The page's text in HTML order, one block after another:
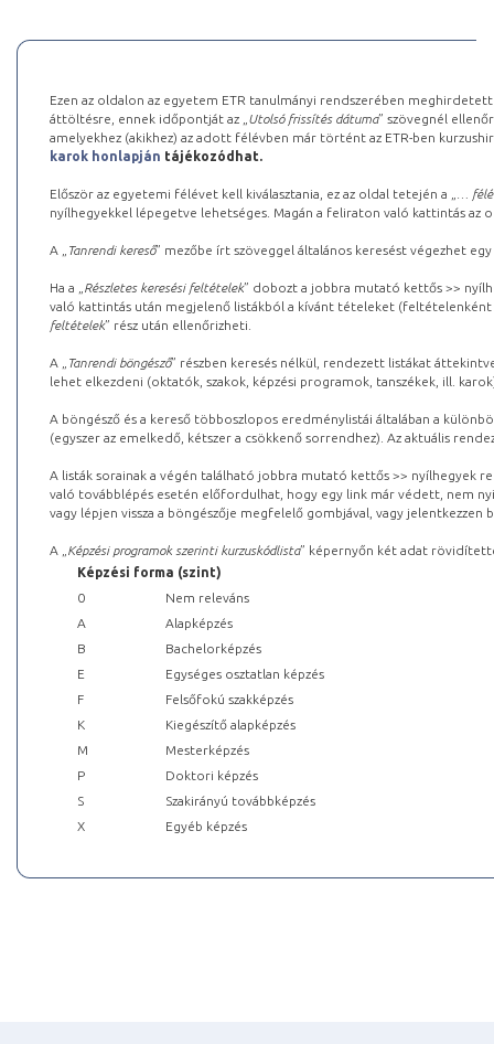
Ezen az oldalon az egyetem ETR tanulmányi rendszerében
áttöltésre, ennek időpontját az „ Utolsó frissítés dátuma” szövegnél
amelyekhez (akikhez) az adott félévben már történt az ETR-ben
karok honlapján tájékozódhat.
Először az egyetemi félévet kell kiválasztania, ez az oldal tetején a „
…
nyílhegyekkel lépegetve lehetséges. Magán a feliraton való kattintás az
A „ Tanrendi kereső” mezőbe írt szöveggel általános keresést végezhet
Ha a „ Részletes keresési feltételek” dobozt a jobbra mutató kettős >>
való kattintás után megjelenő listákból a kívánt tételeket (feltételenként
feltételek” rész után ellenőrizheti.
A „ Tanrendi böngésző” részben keresés nélkül, rendezett listákat
lehet elkezdeni (oktatók, szakok, képzési programok, tanszékek, ill.
A böngésző és a kereső többoszlopos eredménylistái általában a
(egyszer az emelkedő, kétszer a csökkenő sorrendhez). Az aktuális
A listák sorainak a végén található jobbra mutató kettős >> nyílhegyek
való továbblépés esetén előfordulhat, hogy egy link már védett, nem
vagy lépjen vissza a böngészője megfelelő gombjával, vagy
A „ Képzési programok szerinti kurzuskódlista” képernyőn két adat
Képzési forma (szint)
0
Nem releváns
A
Alapképzés
B
Bachelorképzés
E
Egységes osztatlan képzés
F
Felsőfokú szakképzés
K
Kiegészítő alapképzés
M
Mesterképzés
P
Doktori képzés
S
Szakirányú továbbképzés
X
Egyéb képzés